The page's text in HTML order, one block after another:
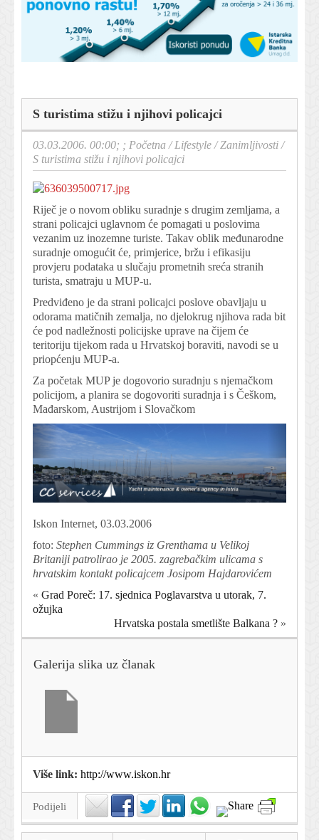
S turistima stižu i njihovi policajci
03.03.2006. 00:00; ; Početna /Lifestyle /Zanimljivosti /
S turistima stižu i njihovi policajci
Riječ je o novom obliku suradnje s drugim zemljama, a
strani policajci uglavnom će pomagati u poslovima
vezanim uz inozemne turiste. Takav oblik međunarodne
suradnje omogućit će, primjerice, bržu i efikasiju
provjeru podataka u slučaju prometnih sreća stranih
turista, smatraju u MUP-u.
Predviđeno je da strani policajci poslove obavljaju u
odorama matičnih zemalja, no djelokrug njihova rada bit
će pod nadležnosti policijske uprave na čijem će
teritoriju tijekom rada u Hrvatskoj boraviti, navodi se u
priopćenju MUP-a.
Za početak MUP je dogovorio suradnju s njemačkom
policijom, a planira se dogovoriti suradnja i s Češkom,
Mađarskom, Austrijom i Slovačkom
Iskon Internet, 03.03.2006
foto: Stephen Cummings iz Grenthama u Velikoj
Britaniji patrolirao je 2005. zagrebačkim ulicama s
hrvatskim kontakt policajcem Josipom Hajdarovićem
« Grad Poreč: 17. sjednica Poglavarstva u utorak, 7.
ožujka
Hrvatska postala smetlište Balkana ? »
Galerija slika uz članak
Više link: http://www.iskon.hr
Podijeli